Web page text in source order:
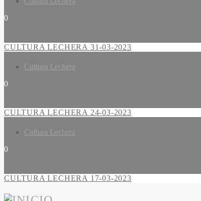
0
CULTURA LECHERA 31-03-2023
Cultura Lechera
0
CULTURA LECHERA 24-03-2023
Cultura Lechera
0
CULTURA LECHERA 17-03-2023